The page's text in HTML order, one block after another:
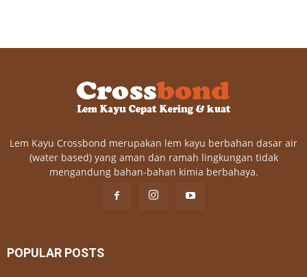
Lem Kayu Crossbond merupakan lem kayu berbahan dasar air
(water based) yang aman dan ramah lingkungan tidak
mengandung bahan-bahan kimia berbahaya.
POPULAR POSTS